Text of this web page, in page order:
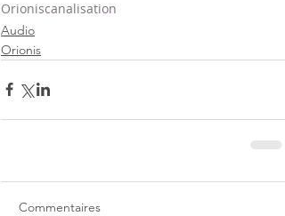
Orioniscanalisation
Audio
Orionis
Commentaires